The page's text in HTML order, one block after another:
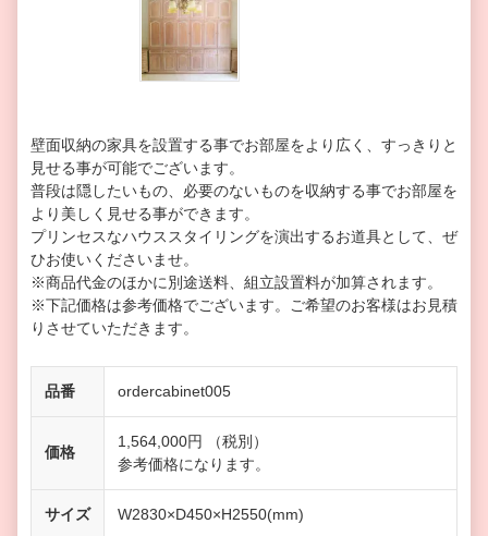
壁面収納の家具を設置する事でお部屋をより広く、すっきりと
見せる事が可能でございます。
普段は隠したいもの、必要のないものを収納する事でお部屋を
より美しく見せる事ができます。
プリンセスなハウススタイリングを演出するお道具として、ぜ
ひお使いくださいませ。
※商品代金のほかに別途送料、組立設置料が加算されます。
※下記価格は参考価格でございます。ご希望のお客様はお見積
りさせていただきます。
品番 ordercabinet005
価格
1,564,000円 （税別）
参考価格になります。
サイズ W2830×D450×H2550(mm)